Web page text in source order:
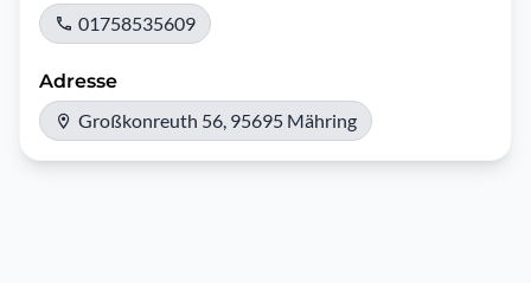
01758535609
Adresse
Großkonreuth 56, 95695 Mähring